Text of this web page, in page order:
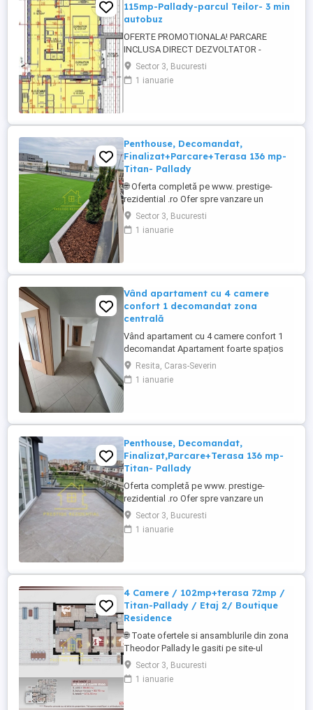
115mp-Pallady-parcul Teilor- 3 min
autobuz
OFERTE PROMOTIONALA! PARCARE
INCLUSA DIRECT DEZVOLTATOR -
COMISION 0% Titan- Pallady- parcul Teilor
- statie STB la 3-4 minute de mers,
vanzare apartament 4 camere, spatios,
centrala termica, parcare inclusa. Bloc nou
cu regim ...
Sector 3, Bucuresti
1 ianuarie
Penthouse, Decomandat,
Finalizat+Parcare+Terasa 136 mp-
Titan- Pallady
🌐 Oferta completă pe www. prestige-
rezidential .ro Ofer spre vanzare un
apartament de 4 camere tip Penthouse, cu
o suprafata de 236 mp, cu Parcare
Subterana Inclusa, proiectul se afla in
cochet compus din 46 de apartamente ...
Sector 3, Bucuresti
1 ianuarie
Vând apartament cu 4 camere
confort 1 decomandat zona
centrală
Vând apartament cu 4 camere confort 1
decomandat Apartament foarte spațios
peste 100mp Deține 2 băi care necesită
renovare Deține 2 balcoane spațioase Tot
apartamentul a fost renovat cu ceva timp
sanitară Apartament ...
Resita, Caras-Severin
1 ianuarie
Penthouse, Decomandat,
Finalizat,Parcare+Terasa 136 mp-
Titan- Pallady
Oferta completă pe www. prestige-
rezidential .ro Ofer spre vanzare un
apartament de 4 camere tip Penthouse, cu
o suprafata de 236 mp, cu Parcare
Subterana Inclusa, proiectul se afla in
cochet compus din 46 de apartamente ...
Sector 3, Bucuresti
1 ianuarie
4 Camere / 102mp+terasa 72mp /
Titan-Pallady / Etaj 2/ Boutique
Residence
🌐 Toate ofertele si ansamblurile din zona
Theodor Pallady le gasiti pe site-ul
prestige-rezidential.ro DIRECT
DEZVOLTATOR - COMISION 0% Tip
proprietate - Apartament 4 camere
Sector 3, Bucuresti
1 ianuarie